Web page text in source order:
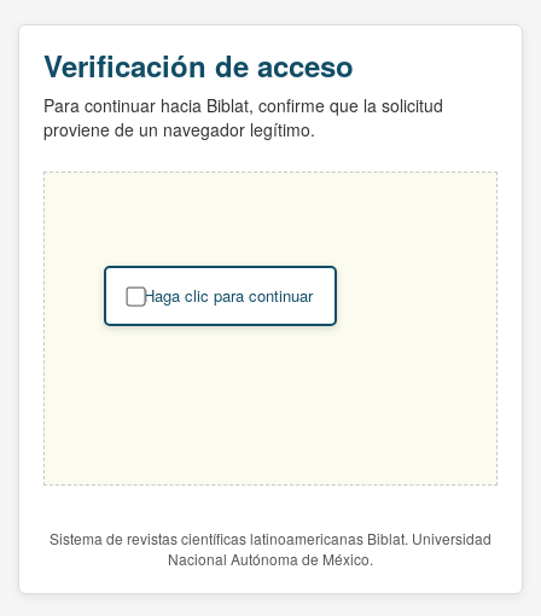
Verificación de acceso
Para continuar hacia Biblat, confirme que la solicitud
proviene de un navegador legítimo.
Haga clic para continuar
Sistema de revistas científicas latinoamericanas Biblat. Universidad
Nacional Autónoma de México.